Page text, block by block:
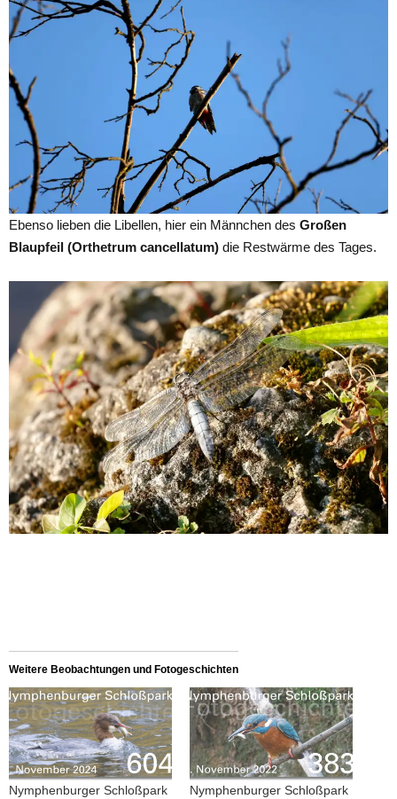
Ebenso lieben die Libellen, hier ein Männchen des Großen
Blaupfeil (Orthetrum cancellatum) die Restwärme des Tages.
Weitere Beobachtungen und Fotogeschichten
Nymphenburger Schloßpark
Nymphenburger Schloßpark